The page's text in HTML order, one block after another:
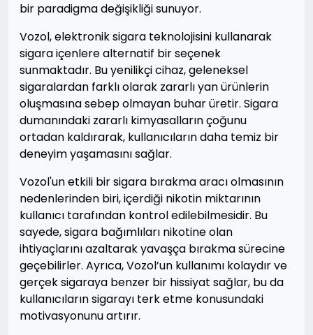
bir paradigma değişikliği sunuyor.
Vozol, elektronik sigara teknolojisini kullanarak
sigara içenlere alternatif bir seçenek
sunmaktadır. Bu yenilikçi cihaz, geleneksel
sigaralardan farklı olarak zararlı yan ürünlerin
oluşmasına sebep olmayan buhar üretir. Sigara
dumanındaki zararlı kimyasalların çoğunu
ortadan kaldırarak, kullanıcıların daha temiz bir
deneyim yaşamasını sağlar.
Vozol'un etkili bir sigara bırakma aracı olmasının
nedenlerinden biri, içerdiği nikotin miktarının
kullanıcı tarafından kontrol edilebilmesidir. Bu
sayede, sigara bağımlıları nikotine olan
ihtiyaçlarını azaltarak yavaşça bırakma sürecine
geçebilirler. Ayrıca, Vozol’un kullanımı kolaydır ve
gerçek sigaraya benzer bir hissiyat sağlar, bu da
kullanıcıların sigarayı terk etme konusundaki
motivasyonunu artırır.